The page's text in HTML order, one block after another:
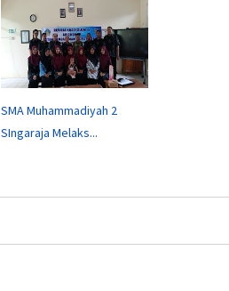
SMA Muhammadiyah 2
SIngaraja Melaks...